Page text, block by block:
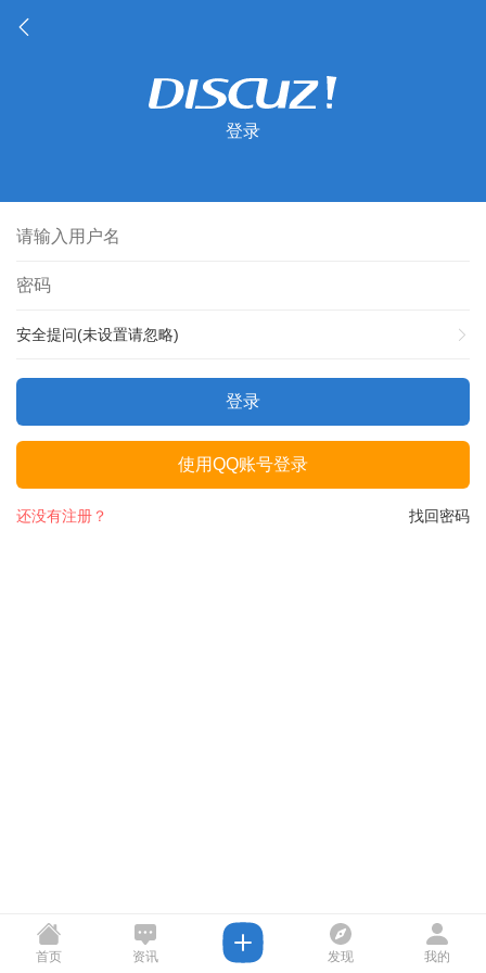
登录
安全提问(未设置请忽略)
登录
使用QQ账号登录
找回密码
还没有注册？
首页 资讯 发现 我的